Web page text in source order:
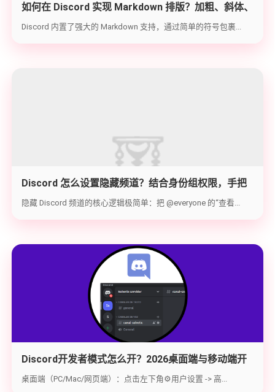
如何在 Discord 实现 Markdown 排版？加粗、斜体、
代码块与隐藏文字教学
Discord 内置了强大的 Markdown 支持，通过简单的符号包裹...
Discord 怎么设置隐藏频道？结合身份组权限，手把
手教你打造 100% 私密的专属频道
隐藏 Discord 频道的核心逻辑极简单：把 @everyone 的“查看...
Discord开发者模式怎么开？2026桌面端与移动端开
启教程与获取ID指南
桌面端（PC/Mac/网页端）：点击左下角⚙️用户设置 -> 高...